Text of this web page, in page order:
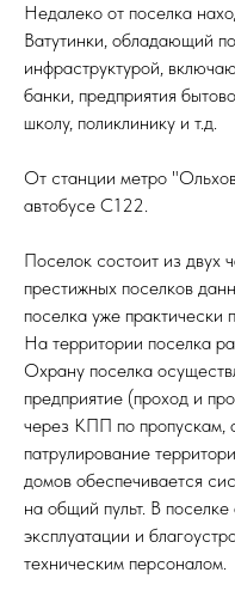
Недалеко от поселка
Ватутинки, обладающий
инфраструктурой,
банки, предприятия
школу, поликлинику и т.д.
От станции метро
автобусе С122.
Поселок состоит из двух
престижных поселков
поселка уже практически
На территории поселка
Охрану поселка
предприятие (проход и
через КПП по пропускам,
патрулирование
домов обеспечивается
на общий пульт. В
эксплуатации и
техническим персоналом.